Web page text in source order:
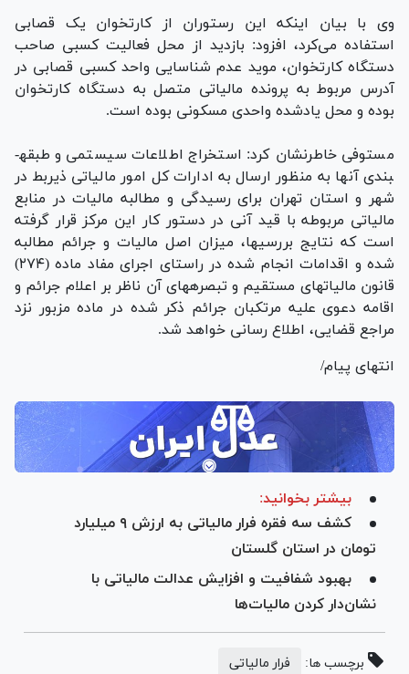
وی با بیان اینکه این رستوران از کارتخوان یک قصابی
استفاده می‌کرد، افزود: بازدید از محل فعالیت کسبی صاحب
دستگاه کارتخوان، موید عدم شناسایی واحد کسبی قصابی در
آدرس مربوط به پرونده مالیاتی متصل به دستگاه کارتخوان
بوده و محل یاد­شده واحدی مسکونی بوده است.
مستوفی خاطرنشان کرد: استخراج اطلاعات سیستمی و طبقه­
بندی آن­ها به منظور ارسال به ادارات کل امور مالیاتی ذی­ربط در
شهر و استان تهران برای رسیدگی و مطالبه مالیات در منابع
مالیاتی مربوطه با قید آنی در دستور کار این مرکز قرار گرفته
است که نتایج بررسی­ها، میزان اصل مالیات و جرائم مطالبه
شده و اقدامات انجام شده در راستای اجرای مفاد ماده (۲۷۴)
قانون مالیات­های مستقیم و تبصره­های آن ناظر بر اعلام جرائم و
اقامه دعوی علیه مرتکبان جرائم ذکر شده در ماده مزبور نزد
مراجع قضایی، اطلاع رسانی خواهد شد.
انتهای پیام/
بیشتر بخوانید:
کشف سه فقره فرار مالیاتی به ارزش ۹ میلیارد
تومان در استان گلستان
بهبود شفافیت و افزایش عدالت مالیاتی با
نشان‌دار کردن مالیات‌ها
برچسب ها: فرار مالیاتی